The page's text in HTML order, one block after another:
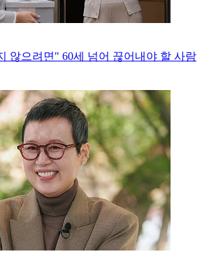
않으려면" 60세 넘어 끊어내야 할 사람